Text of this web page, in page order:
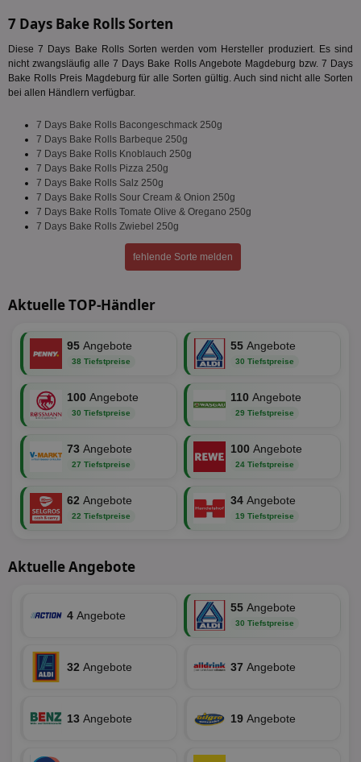
7 Days Bake Rolls Sorten
Diese 7 Days Bake Rolls Sorten werden vom Hersteller produziert. Es sind
nicht zwangsläufig alle 7 Days Bake Rolls Angebote Magdeburg bzw. 7 Days
Bake Rolls Preis Magdeburg für alle Sorten gültig. Auch sind nicht alle Sorten
bei allen Händlern verfügbar.
7 Days Bake Rolls Bacongeschmack 250g
7 Days Bake Rolls Barbeque 250g
7 Days Bake Rolls Knoblauch 250g
7 Days Bake Rolls Pizza 250g
7 Days Bake Rolls Salz 250g
7 Days Bake Rolls Sour Cream & Onion 250g
7 Days Bake Rolls Tomate Olive & Oregano 250g
7 Days Bake Rolls Zwiebel 250g
fehlende Sorte melden
Aktuelle TOP-Händler
95 Angebote
38 Tiefstpreise
55 Angebote
30 Tiefstpreise
100 Angebote
30 Tiefstpreise
110 Angebote
29 Tiefstpreise
73 Angebote
27 Tiefstpreise
100 Angebote
24 Tiefstpreise
62 Angebote
22 Tiefstpreise
34 Angebote
19 Tiefstpreise
Aktuelle Angebote
4 Angebote
55 Angebote
30 Tiefstpreise
32 Angebote 37 Angebote
13 Angebote 19 Angebote